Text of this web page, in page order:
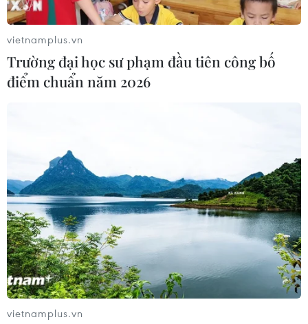
chàng trai Đồng Tháp tự tin làm chủ
cuộc đời
08/08/2026 06:00
Dắt chó đi dạo không đúng quy
Thổ Nhĩ Kỳ tăng cường truy quét IS,
bắt giữ hơn 100 nghi phạm
07/08/2026 14:55
Tây Ban Nha triệt phá đường dây
buôn người xuyên Địa Trung Hải
vietnamplus.vn
Trường đại học sư phạm đầu tiên công bố
điểm chuẩn năm 2026
vietnamplus.vn